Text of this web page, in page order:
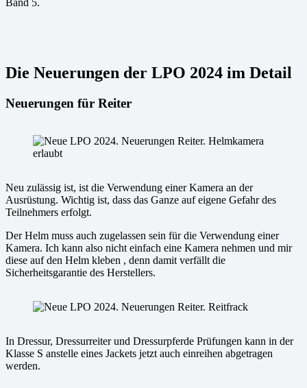
Die Neuerungen der LPO 2024 im Detail
Neuerungen für Reiter
Neu zulässig ist, ist die Verwendung einer Kamera an der
Ausrüstung. Wichtig ist, dass das Ganze auf eigene Gefahr des
Teilnehmers erfolgt.
Der Helm muss auch zugelassen sein für die Verwendung einer
Kamera. Ich kann also nicht einfach eine Kamera nehmen und mir
diese auf den Helm kleben , denn damit verfällt die
Sicherheitsgarantie des Herstellers.
In Dressur, Dressurreiter und Dressurpferde Prüfungen kann in der
Klasse S anstelle eines Jackets jetzt auch einreihen abgetragen
werden.